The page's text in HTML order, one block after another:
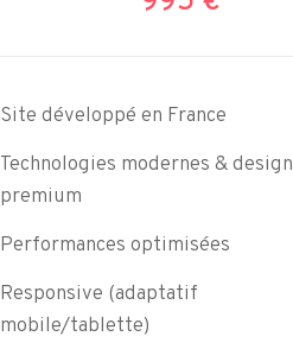
Site développé en France
Technologies modernes & design
premium
Performances optimisées
Responsive (adaptatif
mobile/tablette)